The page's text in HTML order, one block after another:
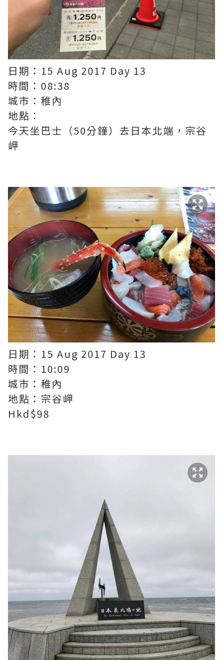
日期：15 Aug 2017 Day 13
時間：08:38
城市：稚內
地點：
今天坐巴士（50分鐘）去日本北端，宗谷
岬
日期：15 Aug 2017 Day 13
時間：10:09
城市：稚內
地點：宗谷岬
Hkd$98